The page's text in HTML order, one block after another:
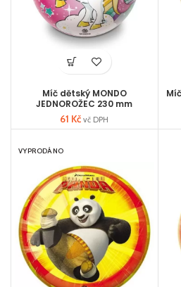
Míč dětský MONDO
JEDNOROŽEC 230 mm
61 Kč vč DPH
VYPRODÁNO